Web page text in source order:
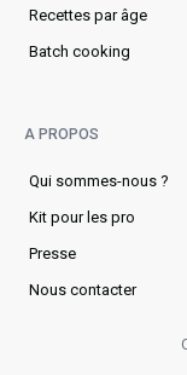
Recettes par âge
Batch cooking
A PROPOS
Qui sommes-nous ?
Kit pour les pro
Presse
Nous contacter